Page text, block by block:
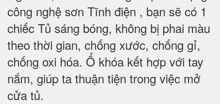
công nghệ sơn Tĩnh điện , bạn sẽ có 1
chiếc Tủ sáng bóng, không bị phai màu
theo thời gian, chống xước, chống gỉ,
chống oxi hóa. Ổ khóa kết hợp với tay
nắm, giúp ta thuận tiện trong việc mở
cửa tủ.